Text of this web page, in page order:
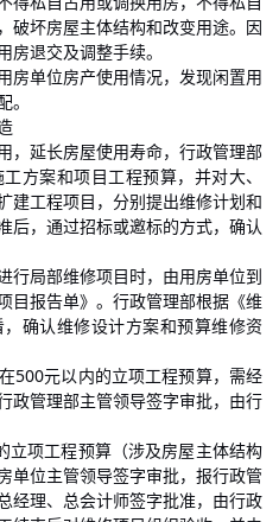
破坏房屋主体结构和改变用途。因
退交及调整手续。
单位房产使用情况，发现闲置用
延长房屋使用寿命，行政管理部
方案和项目工程预算，并对大、
建工程项目，分别提出维修计划和
后，通过招标或邀标的方式，确认
局部维修项目时，由用房单位到
目报告单》。行政管理部根据《维
确认维修设计方案和预算维修资
元以内的立项工程预算，需经
政管理部主管领导签字审批，由行
项工程预算（涉及房屋主体结构
单位主管领导签字审批，报行政管
经理、总会计师签字批准，由行政